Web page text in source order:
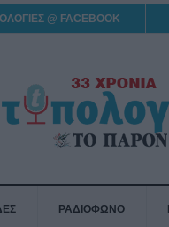
@ FACEBOOK
ΡΑΔΙΟΦΩΝΟ